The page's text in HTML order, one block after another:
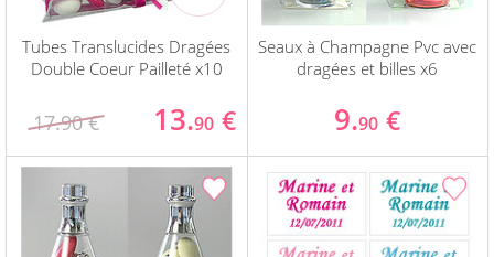
Tubes Translucides Dragées
Double Coeur Pailleté x10
17.90 € 13.90 €
Seaux à Champagne Pvc avec
dragées et billes x6
9.90 €